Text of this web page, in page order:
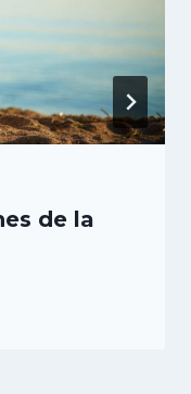
de la